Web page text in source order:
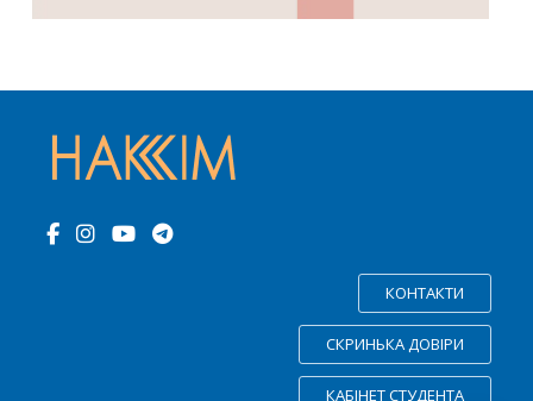
КОНТАКТИ
СКРИНЬКА ДОВІРИ
КАБІНЕТ СТУДЕНТА